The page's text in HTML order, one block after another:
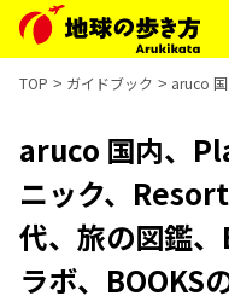
TOP ガイドブック aruco
aruco 国内、
ニック、
代、旅の図鑑、
ラボ、BOOKS